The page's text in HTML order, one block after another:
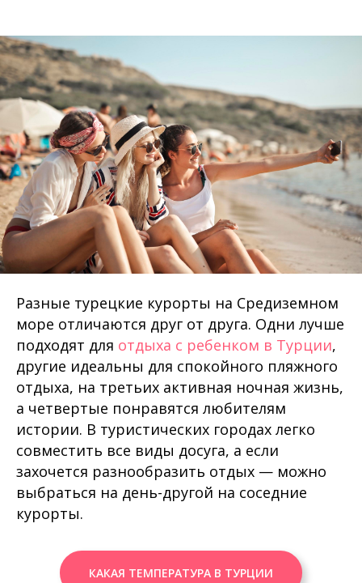
Разные турецкие курорты на Средиземном
море отличаются друг от друга. Одни лучше
подходят для отдыха с ребенком в Турции,
другие идеальны для спокойного пляжного
отдыха, на третьих активная ночная жизнь,
а четвертые понравятся любителям
истории. В туристических городах легко
совместить все виды досуга, а если
захочется разнообразить отдых — можно
выбраться на день-другой на соседние
курорты.
КАКАЯ ТЕМПЕРАТУРА В ТУРЦИИ